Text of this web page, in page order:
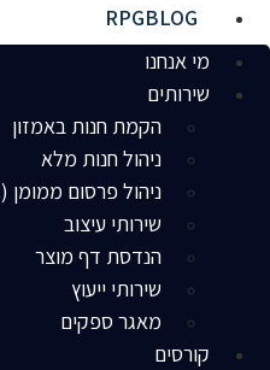
RPGBLOG
מי אנחנו
שירותים
הקמת חנות באמזון
ניהול חנות מלא
ניהול פרסום ממומן (PPC)
שירותי עיצוב
הנדסת דף מוצר
שירותי ייעוץ
מאגר ספקים
קורסים